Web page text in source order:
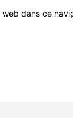
dans ce